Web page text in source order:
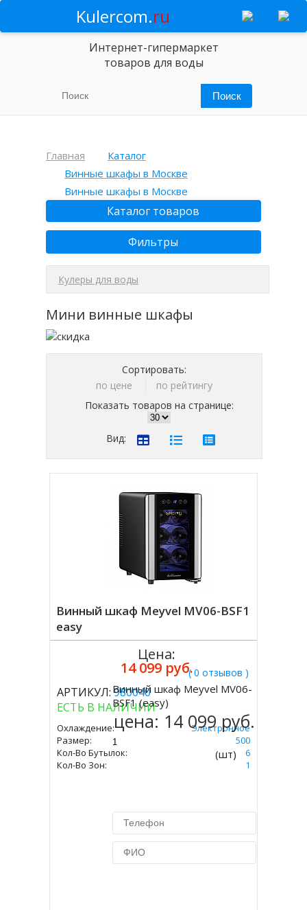
Kulercom.ru
Интернет-гипермаркет
товаров для воды
Главная
Каталог
Винные шкафы в Москве
Винные шкафы в Москве
Каталог товаров
Фильтры
Кулеры для воды
Мини винные шкафы
Сортировать:
по цене
по рейтингу
Показать товаров на странице:
Вид:
Винный шкаф Meyvel MV06-BSF1
easy
( 0 отзывов )
АРТИКУЛ:980040
ЕСТЬ В НАЛИЧИИ
Охлаждение:
Электронное
Размер:
405 Х 265 Х 500
Кол-Во Бутылок:
6
Кол-Во Зон:
1
Цена:
14 099 руб.
Купить
Винный шкаф Meyvel MV06-
BSF1 (easy)
цена: 14 099 руб.
(шт)